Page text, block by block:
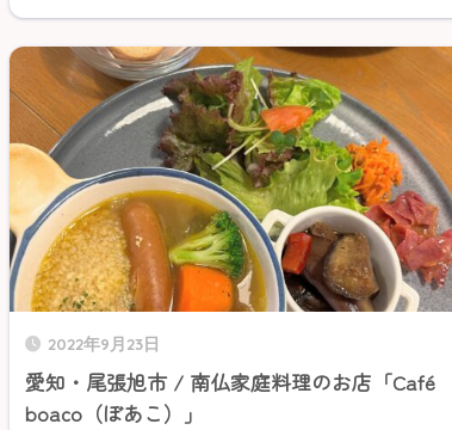
2022年9月23日
愛知・尾張旭市 / 南仏家庭料理のお店「Café
boaco（ぼあこ）」